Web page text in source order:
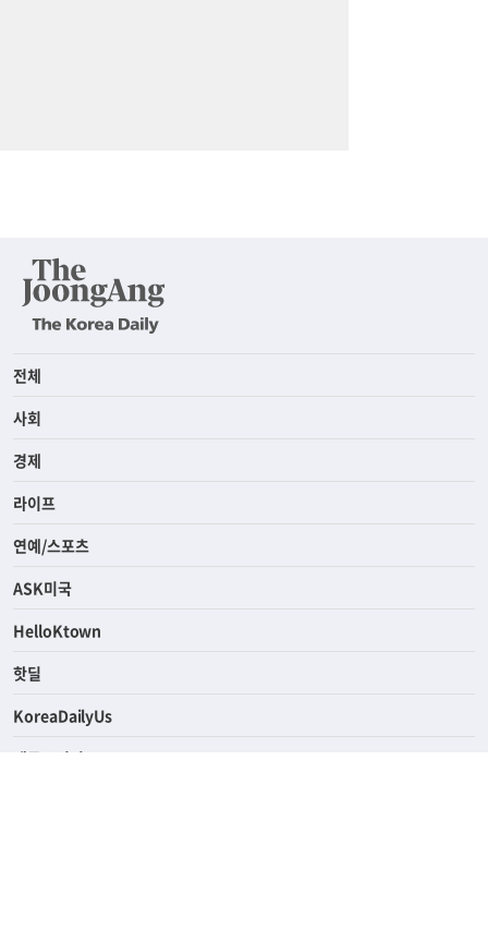
전체
사회
경제
라이프
연예/스포츠
ASK미국
HelloKtown
핫딜
KoreaDailyUs
에듀브리지